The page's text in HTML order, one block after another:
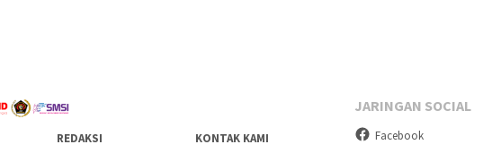
REDAKSI
KONTAK KAMI
JARINGAN SOCIAL
Facebook